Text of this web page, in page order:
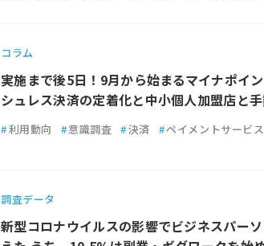
コラム
実施まで後5日！9月から始まるマイナポイ
シュレス決済の定着化と中小個人加盟店と
#利用動向 #意識調査 #決済 #ペイメントサービス
調査データ
新型コロナウイルスの影響でビジネスパー